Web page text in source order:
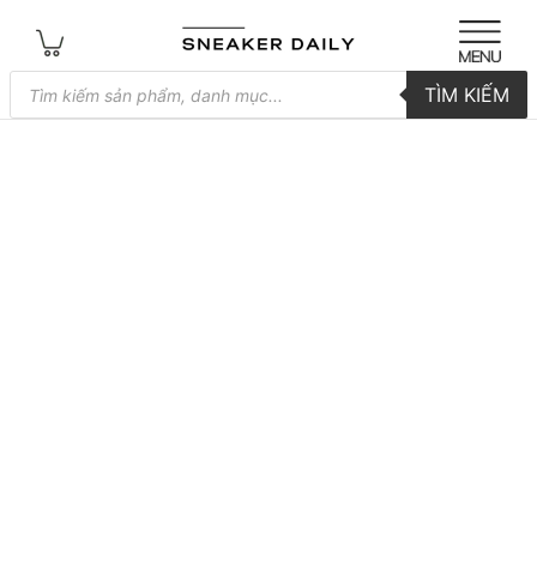
Tìm
kiếm
sản
TÌM KIẾM